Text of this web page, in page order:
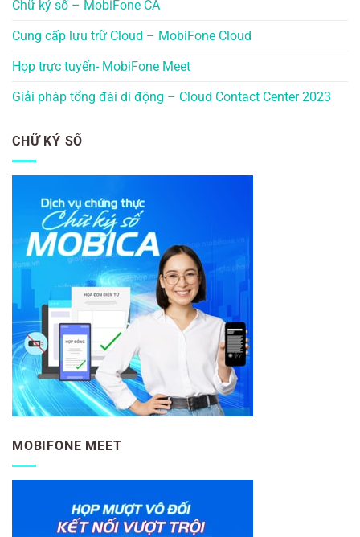
Chữ ký số – MobiFone CA
Cung cấp lưu trữ Cloud – MobiFone Cloud
Họp trực tuyến- MobiFone Meet
Giải pháp tổng đài di động – Cloud Contact Center 2023
CHỮ KÝ SỐ
MOBIFONE MEET